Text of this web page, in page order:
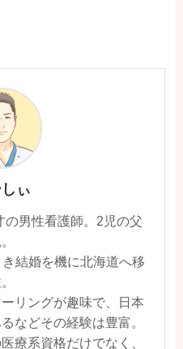
ぃ
男性看護師。2児の父
結婚を機に北海道へ移
リングが趣味で、日本
などその経験は豊富。
療系資格だけでなく、